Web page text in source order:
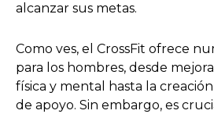
alcanzar sus metas.
Como ves, el CrossFit ofrece
para los hombres, desde
física y mental hasta la
de apoyo. Sin embargo, es